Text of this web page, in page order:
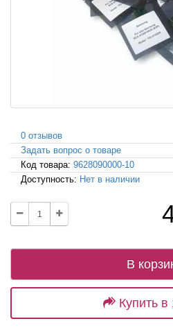
0 отзывов
Задать вопрос о товаре
Код товара: 9628090000-10
Доступность: Нет в наличии
В
Купить в